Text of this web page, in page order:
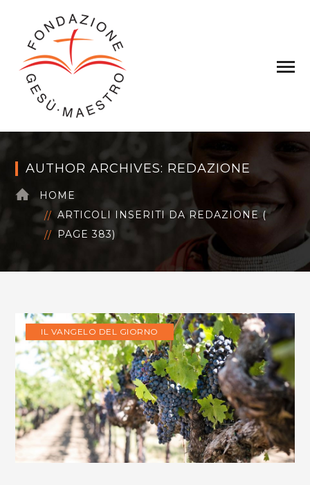
AUTHOR ARCHIVES: REDAZIONE
HOME
ARTICOLI INSERITI DA REDAZIONE (
PAGE 383)
IL VANGELO DEL GIORNO